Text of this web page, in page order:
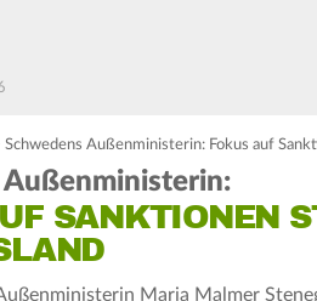
Schwedens Außenministerin: Fokus auf
Außenministerin:
SANKTIONEN
Maria Malmer